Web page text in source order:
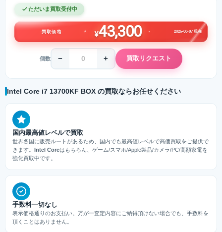
ただいま買取受付中
買取価格 ¥43,300 2026-08-07 現在
個数 − + 買取リクエスト
Intel Core i7 13700KF BOX の買取ならお任せください
国内最高値レベルで買取
世界各国に販売ルートがあるため、国内でも最高値レベルで高価買取をご提供で
きます。 Intel Coreはもちろん、ゲーム/スマホ/Apple製品/カメラ/PC/高額家電を
強化買取中です。
手数料一切なし
表示価格通りのお支払い。万が一査定内容にご納得頂けない場合でも、手数料を
頂くことはありません。